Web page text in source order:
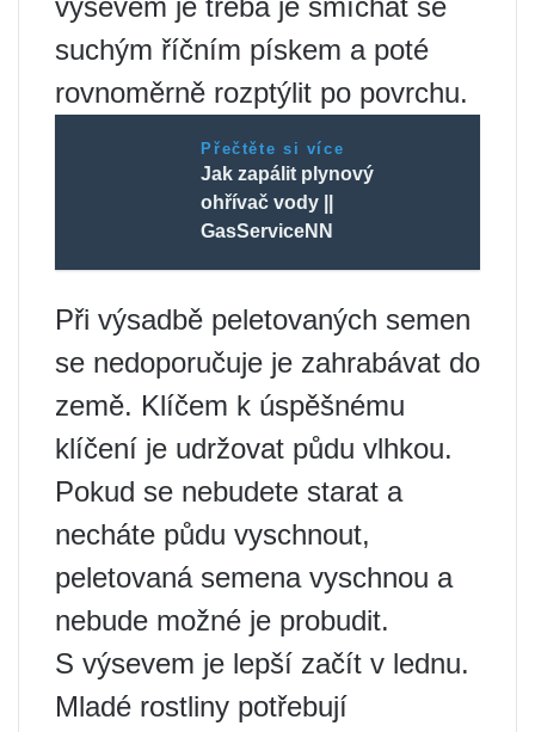
výsevem je třeba je smíchat se
suchým říčním pískem a poté
rovnoměrně rozptýlit po povrchu.
Přečtěte si více
Jak zapálit plynový
ohřívač vody ||
GasServiceNN
Při výsadbě peletovaných semen
se nedoporučuje je zahrabávat do
země. Klíčem k úspěšnému
klíčení je udržovat půdu vlhkou.
Pokud se nebudete starat a
necháte půdu vyschnout,
peletovaná semena vyschnou a
nebude možné je probudit.
S výsevem je lepší začít v lednu.
Mladé rostliny potřebují